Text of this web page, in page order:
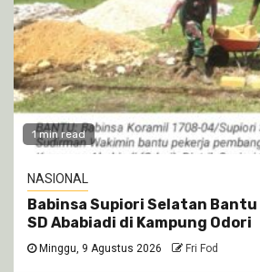
1 min read
NASIONAL
Babinsa Supiori Selatan
SD Ababiadi di Kampung Odori
Minggu, 9 Agustus 2026 Fri Fod